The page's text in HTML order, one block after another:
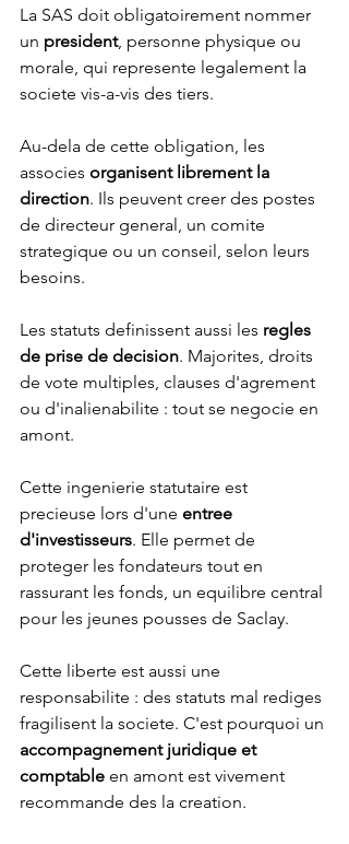
La SAS doit obligatoirement nommer
un president, personne physique ou
morale, qui represente legalement la
societe vis-a-vis des tiers.
Au-dela de cette obligation, les
associes organisent librement la
direction. Ils peuvent creer des postes
de directeur general, un comite
strategique ou un conseil, selon leurs
besoins.
Les statuts definissent aussi les regles
de prise de decision. Majorites, droits
de vote multiples, clauses d'agrement
ou d'inalienabilite : tout se negocie en
amont.
Cette ingenierie statutaire est
precieuse lors d'une entree
d'investisseurs. Elle permet de
proteger les fondateurs tout en
rassurant les fonds, un equilibre central
pour les jeunes pousses de Saclay.
Cette liberte est aussi une
responsabilite : des statuts mal rediges
fragilisent la societe. C'est pourquoi un
accompagnement juridique et
comptable en amont est vivement
recommande des la creation.